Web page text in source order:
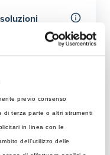
previo consenso
di terza parte o altri strumenti
in linea con le
dell’utilizzo delle
50 km